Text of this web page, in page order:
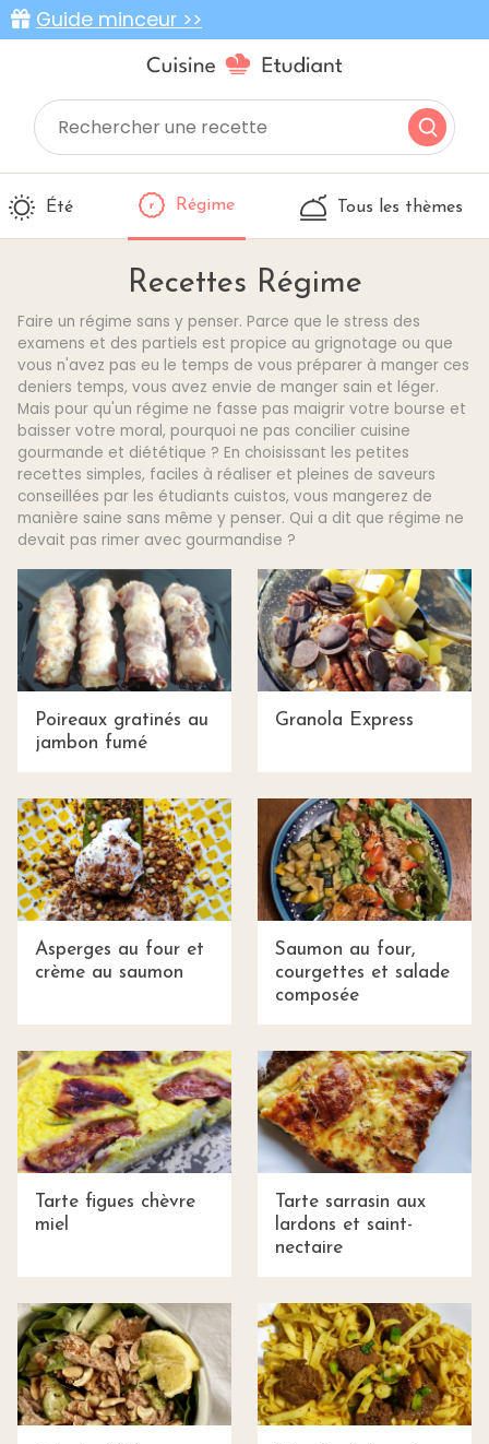
Guide minceur >>
Été Régime Tous les thèmes
Recettes Régime
Faire un régime sans y penser. Parce que le stress des
examens et des partiels est propice au grignotage ou que
vous n'avez pas eu le temps de vous préparer à manger ces
deniers temps, vous avez envie de manger sain et léger.
Mais pour qu'un régime ne fasse pas maigrir votre bourse et
baisser votre moral, pourquoi ne pas concilier cuisine
gourmande et diététique ? En choisissant les petites
recettes simples, faciles à réaliser et pleines de saveurs
conseillées par les étudiants cuistos, vous mangerez de
manière saine sans même y penser. Qui a dit que régime ne
devait pas rimer avec gourmandise ?
Poireaux gratinés au
jambon fumé
Granola Express
Asperges au four et
crème au saumon
Saumon au four,
courgettes et salade
composée
Tarte figues chèvre
miel
Tarte sarrasin aux
lardons et saint-
nectaire